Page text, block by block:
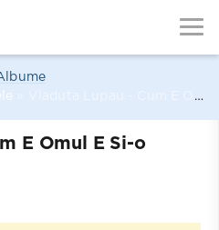
E Omul E Si-o